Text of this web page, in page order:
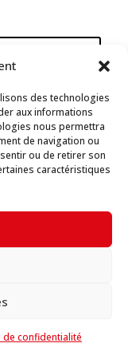
des technologies
aux informations
nous permettra
de navigation ou
ou de retirer son
caractéristiques
de confidentialité